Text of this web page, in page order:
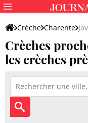
Crèche Charente
Crèches
les crèches